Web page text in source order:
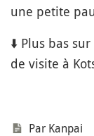
une petite
⬇️ Plus bas
de visite à
Par Kanpai